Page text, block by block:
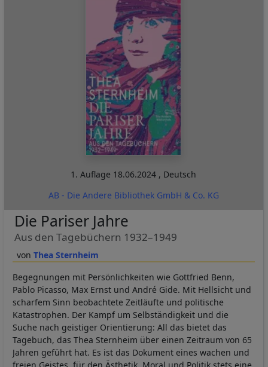
1. Auflage 18.06.2024 , Deutsch
AB - Die Andere Bibliothek GmbH & Co. KG
Thea Sternheim
Die Pariser Jahre
Aus den Tagebüchern 1932–1949
Begegnungen mit Persönlichkeiten wie Gottfried Benn,
Pablo Picasso, Max Ernst und André Gide. Mit Hellsicht und
scharfem Sinn beobachtete Zeitläufte und politische
Katastrophen. Der Kampf um Selbständigkeit und die
Suche nach geistiger Orientierung: All das bietet das
Tagebuch, das Thea Sternheim über einen Zeitraum von 65
Jahren geführt hat. Es ist das Dokument eines wachen und